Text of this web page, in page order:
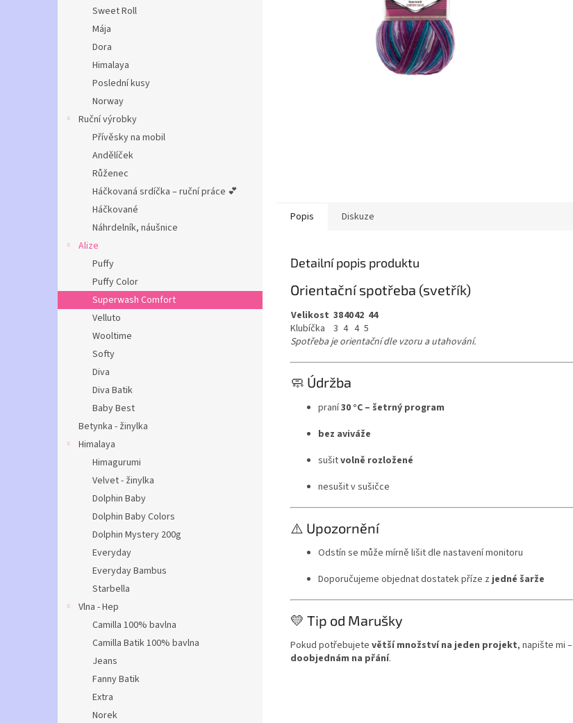
Sweet Roll
Mája
Dora
Himalaya
Poslední kusy
Norway
Ruční výrobky
Přívěsky na mobil
Andělíček
Růženec
Háčkovaná srdíčka – ruční práce 💕
Háčkované
Náhrdelník, náušnice
Alize
Puffy
Puffy Color
Superwash Comfort
Velluto
Wooltime
Softy
Diva
Diva Batik
Baby Best
Betynka - žinylka
Himalaya
Himagurumi
Velvet - žinylka
Dolphin Baby
Dolphin Baby Colors
Dolphin Mystery 200g
Everyday
Everyday Bambus
Starbella
Vlna - Hep
Camilla 100% bavlna
Camilla Batik 100% bavlna
Jeans
Fanny Batik
Extra
Norek
Popis Diskuze
Detailní popis produktu
Orientační spotřeba (svetřík)
Velikost 384042 44
Klubíčka
3 4 4 5
Spotřeba je orientační dle vzoru a utahování.
🧼 Údržba
praní30 °C – šetrný program
bez aviváže
sušitvolně rozložené
nesušit v sušičce
⚠️ Upozornění
Odstín se může mírně lišit dle nastavení monitoru
Doporučujeme objednat dostatek příze zjedné šarže
💛 Tip od Marušky
Pokud potřebujete větší množství na jeden projekt, napište mi –
doobjednám na přání.